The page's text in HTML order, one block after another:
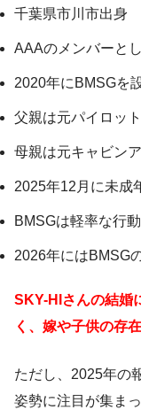
千葉県市川市出身
AAAのメンバーと
2020年にBMSGを
父親は元パイロッ
母親は元キャビン
2025年12月に未成
BMSGは軽率な行
2026年にはBMSG
SKY-HIさんの結婚
く、嫁や子供の存
ただし、2025年の
姿勢に注目が集ま